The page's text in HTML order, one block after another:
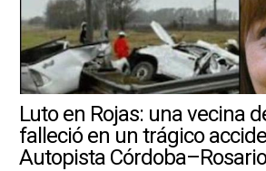
Luto en Rojas: una vecina
falleció en un trágico
Autopista Córdoba–Rosario